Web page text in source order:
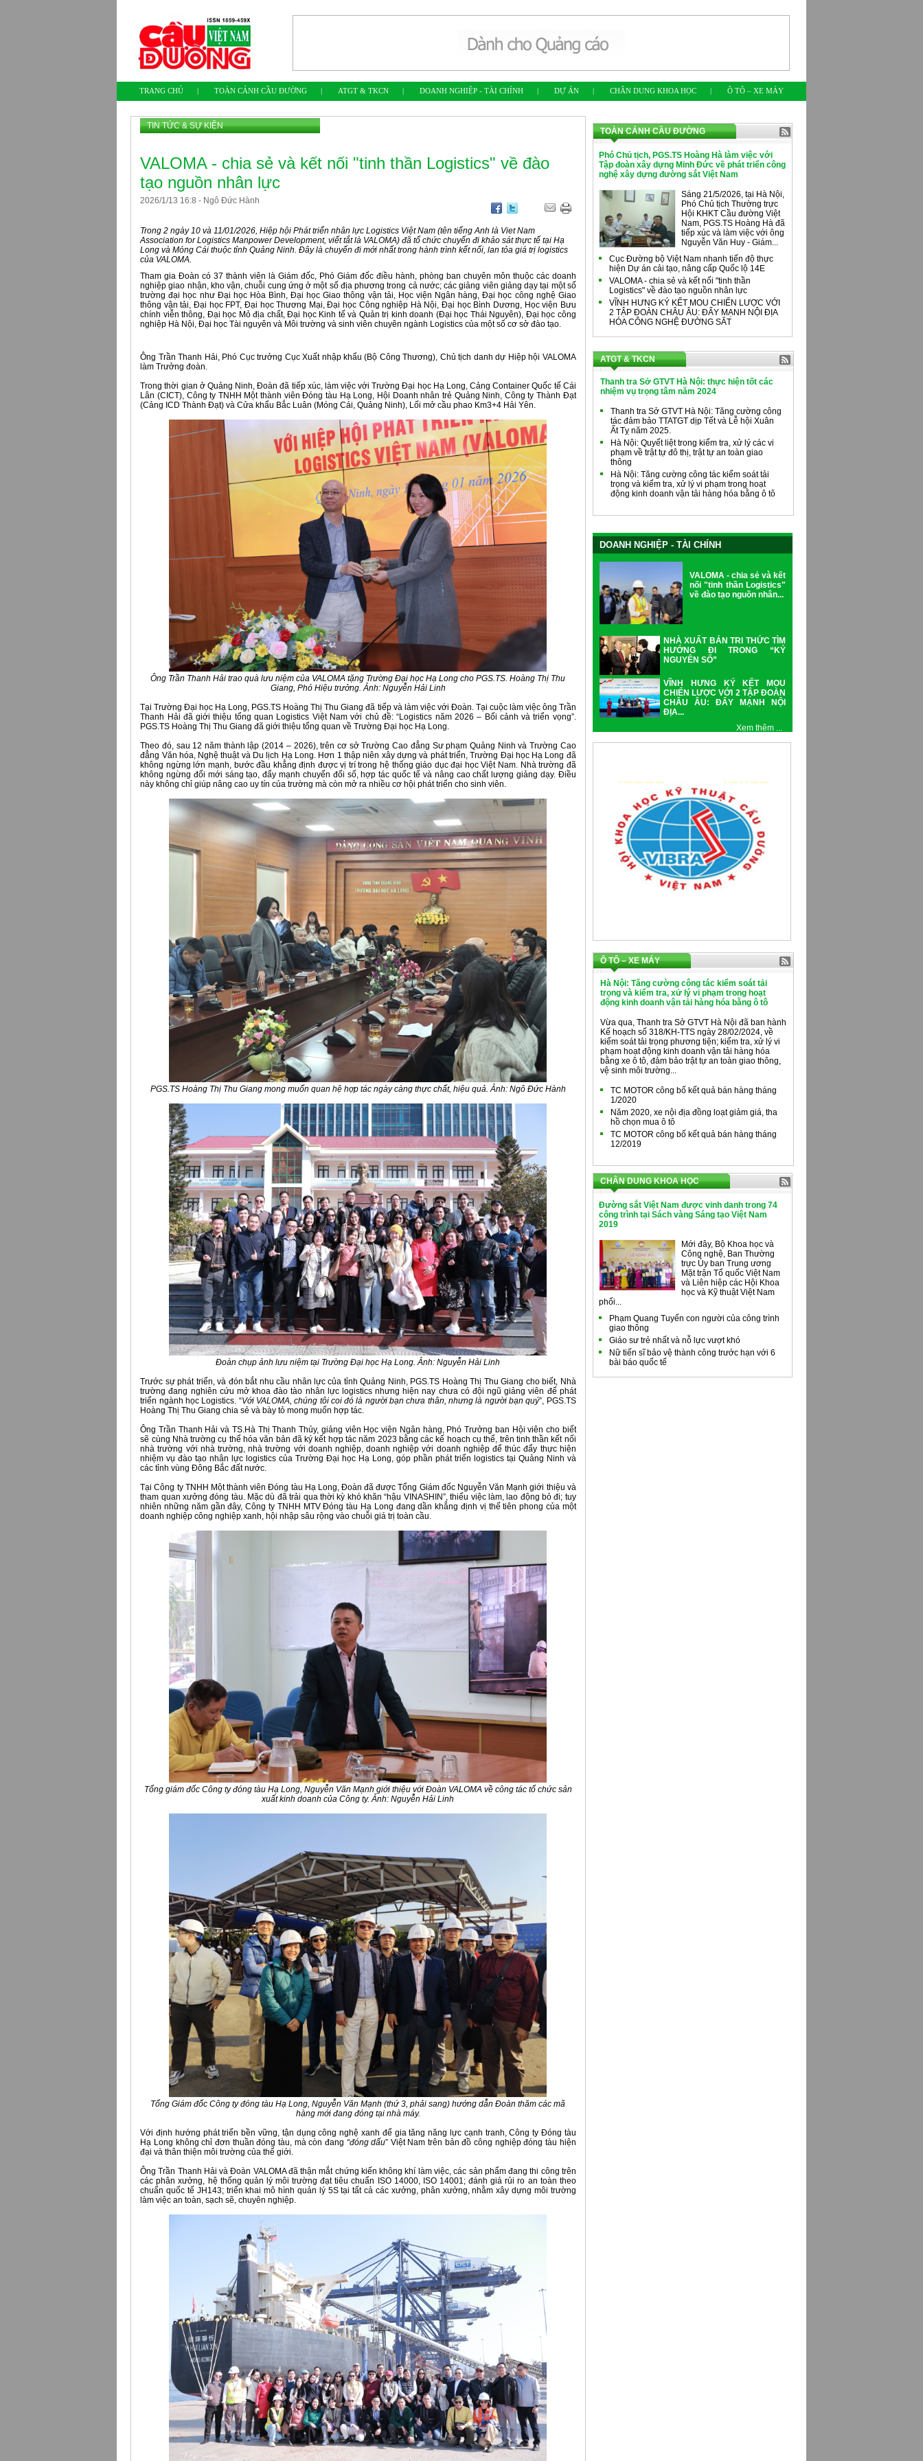
TRANG CHỦ | TOÀN CẢNH CẦU ĐƯỜNG | ATGT & TKCN | DOANH NGHIỆP - TÀI CHÍNH | DỰ ÁN | CHÂN DUNG KHOA HỌC | Ô TÔ – XE MÁY
TIN TỨC & SỰ KIỆN
VALOMA - chia sẻ và kết nối "tinh thần Logistics" về đào
tạo nguồn nhân lực
2026/1/13 16:8 - Ngô Đức Hành
Trong 2 ngày 10 và 11/01/2026, Hiệp hội Phát triển nhân lực Logistics Việt Nam (tên tiếng Anh là Viet Nam
Association for Logistics Manpower Development, viết tắt là VALOMA) đã tổ chức chuyến đi khảo sát thực tế tại Hạ
Long và Móng Cái thuộc tỉnh Quảng Ninh. Đây là chuyến đi mới nhất trong hành trình kết nối, lan tỏa giá trị logistics
của VALOMA.
Tham gia Đoàn có 37 thành viên là Giám đốc, Phó Giám đốc điều hành, phòng ban chuyên môn thuộc các doanh
nghiệp giao nhận, kho vận, chuỗi cung ứng ở một số địa phương trong cả nước; các giảng viên giảng dạy tại một số
trường đại học như Đại học Hòa Bình, Đại học Giao thông vận tải, Học viện Ngân hàng, Đại học công nghệ Giao
thông vận tải, Đại học FPT, Đại học Thương Mại, Đại học Công nghiệp Hà Nội, Đại học Bình Dương, Học viện Bưu
chính viễn thông, Đại học Mỏ địa chất, Đại học Kinh tế và Quản trị kinh doanh (Đại học Thái Nguyên), Đại học công
nghiệp Hà Nội, Đại học Tài nguyên và Môi trường và sinh viên chuyên ngành Logistics của một số cơ sở đào tạo.
Ông Trần Thanh Hải, Phó Cục trưởng Cục Xuất nhập khẩu (Bộ Công Thương), Chủ tịch danh dự Hiệp hội VALOMA
làm Trưởng đoàn.
Trong thời gian ở Quảng Ninh, Đoàn đã tiếp xúc, làm việc với Trường Đại học Hạ Long, Cảng Container Quốc tế Cái
Lân (CICT), Công ty TNHH Một thành viên Đóng tàu Hạ Long, Hội Doanh nhân trẻ Quảng Ninh, Công ty Thành Đạt
(Cảng ICD Thành Đạt) và Cửa khẩu Bắc Luân (Móng Cái, Quảng Ninh), Lối mở cầu phao Km3+4 Hải Yên.
Ông Trần Thanh Hải trao quà lưu niệm của VALOMA tặng Trường Đại học Hạ Long cho PGS.TS. Hoàng Thị Thu
Giang, Phó Hiệu trưởng. Ảnh: Nguyễn Hải Linh
Tại Trường Đại học Hạ Long, PGS.TS Hoàng Thị Thu Giang đã tiếp và làm việc với Đoàn. Tại cuộc làm việc ông Trần
Thanh Hải đã giới thiệu tổng quan Logistics Việt Nam với chủ đề: “Logistics năm 2026 – Bối cảnh và triển vọng”.
PGS.TS Hoàng Thị Thu Giang đã giới thiệu tổng quan về Trường Đại học Hạ Long.
Theo đó, sau 12 năm thành lập (2014 – 2026), trên cơ sở Trường Cao đẳng Sư phạm Quảng Ninh và Trường Cao
đẳng Văn hóa, Nghệ thuật và Du lịch Hạ Long. Hơn 1 thập niên xây dựng và phát triển, Trường Đại học Hạ Long đã
không ngừng lớn mạnh, bước đầu khẳng định được vị trí trong hệ thống giáo dục đại học Việt Nam. Nhà trường đã
không ngừng đổi mới sáng tạo, đẩy mạnh chuyển đổi số, hợp tác quốc tế và nâng cao chất lượng giảng dạy. Điều
này không chỉ giúp nâng cao uy tín của trường mà còn mở ra nhiều cơ hội phát triển cho sinh viên.
PGS.TS Hoàng Thị Thu Giang mong muốn quan hệ hợp tác ngày càng thực chất, hiệu quả. Ảnh: Ngô Đức Hành
Đoàn chụp ảnh lưu niệm tại Trường Đại học Hạ Long. Ảnh: Nguyễn Hải Linh
Trước sự phát triển, và đón bắt nhu cầu nhân lực của tỉnh Quảng Ninh, PGS.TS Hoàng Thị Thu Giang cho biết, Nhà
trường đang nghiên cứu mở khoa đào tào nhân lực logistics nhưng hiện nay chưa có đội ngũ giảng viên để phát
triển ngành học Logistics. “Với VALOMA, chúng tôi coi đó là người bạn chưa thân, nhưng là người bạn quý”, PGS.TS
Hoàng Thị Thu Giang chia sẻ và bày tỏ mong muốn hợp tác.
Ông Trần Thanh Hải và TS.Hà Thị Thanh Thủy, giảng viên Học viện Ngân hàng, Phó Trưởng ban Hội viên cho biết
sẽ cùng Nhà trường cụ thể hóa văn bản đã ký kết hợp tác năm 2023 bằng các kế hoạch cụ thể, trên tinh thần kết nối
nhà trường với nhà trường, nhà trường với doanh nghiệp, doanh nghiệp với doanh nghiệp để thúc đẩy thực hiện
nhiệm vụ đào tạo nhân lực logistics của Trường Đại học Hạ Long, góp phần phát triển logistics tại Quảng Ninh và
các tỉnh vùng Đông Bắc đất nước.
Tại Công ty TNHH Một thành viên Đóng tàu Hạ Long, Đoàn đã được Tổng Giám đốc Nguyễn Văn Mạnh giới thiệu và
tham quan xưởng đóng tàu. Mặc dù đã trải qua thời kỳ khó khăn “hậu VINASHIN”, thiếu việc làm, lao động bỏ đi; tuy
nhiên những năm gần đây, Công ty TNHH MTV Đóng tàu Hạ Long đang dần khẳng định vị thế tiên phong của một
doanh nghiệp công nghiệp xanh, hội nhập sâu rộng vào chuỗi giá trị toàn cầu.
Tổng giám đốc Công ty đóng tàu Hạ Long, Nguyễn Văn Mạnh giới thiệu với Đoàn VALOMA về công tác tổ chức sản
xuất kinh doanh của Công ty. Ảnh: Nguyễn Hải Linh
Tổng Giám đốc Công ty đóng tàu Hạ Long, Nguyễn Văn Mạnh (thứ 3, phải sang) hướng dẫn Đoàn thăm các mã
hàng mới đang đóng tại nhà máy.
Với định hướng phát triển bền vững, tận dụng công nghệ xanh để gia tăng năng lực cạnh tranh, Công ty Đóng tàu
Hạ Long không chỉ đơn thuần đóng tàu, mà còn đang “đóng dấu” Việt Nam trên bản đồ công nghiệp đóng tàu hiện
đại và thân thiện môi trường của thế giới.
Ông Trần Thanh Hải và Đoàn VALOMA đã thận mắt chứng kiến không khí làm việc, các sản phẩm đang thi công trên
các phân xưởng, hệ thống quản lý môi trường đạt tiêu chuẩn ISO 14000, ISO 14001; đánh giá rủi ro an toàn theo
chuẩn quốc tế JH143; triển khai mô hình quản lý 5S tại tất cả các xưởng, phân xưởng, nhằm xây dựng môi trường
làm việc an toàn, sạch sẽ, chuyên nghiệp.
TOÀN CẢNH CẦU ĐƯỜNG
Phó Chủ tịch, PGS.TS Hoàng Hà làm việc với
Tập đoàn xây dựng Minh Đức về phát triển công
nghệ xây dựng đường sắt Việt Nam
Sáng 21/5/2026, tại Hà Nội,
Phó Chủ tịch Thường trực
Hội KHKT Cầu đường Việt
Nam, PGS.TS Hoàng Hà đã
tiếp xúc và làm việc với ông
Nguyễn Văn Huy - Giám...
Cục Đường bộ Việt Nam nhanh tiến độ thực
hiện Dự án cải tạo, nâng cấp Quốc lộ 14E
VALOMA - chia sẻ và kết nối "tinh thần
Logistics" về đào tạo nguồn nhân lực
VĨNH HƯNG KÝ KẾT MOU CHIẾN LƯỢC VỚI
2 TẬP ĐOÀN CHÂU ÂU: ĐẨY MẠNH NỘI ĐỊA
HÓA CÔNG NGHỆ ĐƯỜNG SẮT
ATGT & TKCN
Thanh tra Sở GTVT Hà Nội: thực hiện tốt các
nhiệm vụ trọng tâm năm 2024
Thanh tra Sở GTVT Hà Nội: Tăng cường công
tác đảm bảo TTATGT dịp Tết và Lễ hội Xuân
Ất Tỵ năm 2025.
Hà Nội: Quyết liệt trong kiểm tra, xử lý các vi
phạm về trật tự đô thị, trật tự an toàn giao
thông
Hà Nội: Tăng cường công tác kiểm soát tải
trọng và kiểm tra, xử lý vi phạm trong hoạt
động kinh doanh vận tải hàng hóa bằng ô tô
DOANH NGHIỆP - TÀI CHÍNH
VALOMA - chia sẻ và kết
nối "tinh thần Logistics"
về đào tạo nguồn nhân...
NHÀ XUẤT BẢN TRI THỨC TÌM
HƯỚNG ĐI TRONG “KỶ
NGUYÊN SỐ”
VĨNH HƯNG KÝ KẾT MOU
CHIẾN LƯỢC VỚI 2 TẬP ĐOÀN
CHÂU ÂU: ĐẨY MẠNH NỘI
ĐỊA...
Xem thêm ...
Ô TÔ – XE MÁY
Hà Nội: Tăng cường công tác kiểm soát tải
trọng và kiểm tra, xử lý vi phạm trong hoạt
động kinh doanh vận tải hàng hóa bằng ô tô
Vừa qua, Thanh tra Sở GTVT Hà Nội đã ban hành
Kế hoạch số 318/KH-TTS ngày 28/02/2024, về
kiểm soát tải trọng phương tiện; kiểm tra, xử lý vi
phạm hoạt động kinh doanh vận tải hàng hóa
bằng xe ô tô, đảm bảo trật tự an toàn giao thông,
vệ sinh môi trường...
TC MOTOR công bố kết quả bán hàng tháng
1/2020
Năm 2020, xe nội địa đồng loạt giảm giá, tha
hồ chọn mua ô tô
TC MOTOR công bố kết quả bán hàng tháng
12/2019
CHÂN DUNG KHOA HỌC
Đường sắt Việt Nam được vinh danh trong 74
công trình tại Sách vàng Sáng tạo Việt Nam
2019
Mới đây, Bộ Khoa học và
Công nghệ, Ban Thường
trực Ủy ban Trung ương
Mặt trận Tổ quốc Việt Nam
và Liên hiệp các Hội Khoa
học và Kỹ thuật Việt Nam
phối...
Phạm Quang Tuyến con người của công trình
giao thông
Giáo sư trẻ nhất và nỗ lực vượt khó
Nữ tiến sĩ bảo vệ thành công trước hạn với 6
bài báo quốc tế